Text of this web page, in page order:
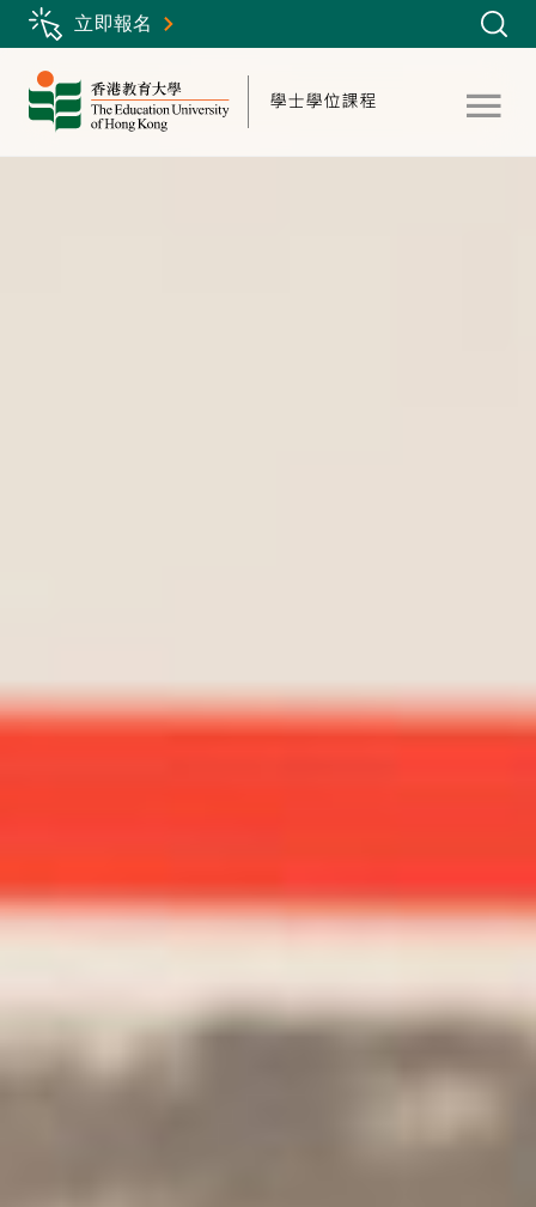
Skip
to
main
content
立即報名